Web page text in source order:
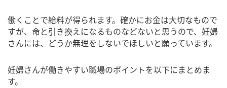
働くことで給料が得られます。確かにお金は大切なもので
すが、命と引き換えになるものなどないと思うので、妊婦
さんには、どうか無理をしないでほしいと願っています。
妊婦さんが働きやすい職場のポイントを以下にまとめま
す。